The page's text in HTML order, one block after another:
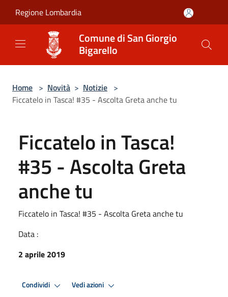
Regione Lombardia
Comune di San Giorgio
Bigarello
Home > Novità > Notizie >
Ficcatelo in Tasca! #35 - Ascolta Greta anche tu
Ficcatelo in Tasca!
#35 - Ascolta Greta
anche tu
Ficcatelo in Tasca! #35 - Ascolta Greta anche tu
Data :
2 aprile 2019
Condividi Vedi azioni